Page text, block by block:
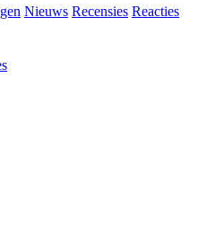
Nieuws Recensies Reacties